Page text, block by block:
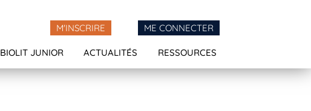
M'INSCRIRE ME CONNECTER
BIOLIT JUNIOR ACTUALITÉS RESSOURCES